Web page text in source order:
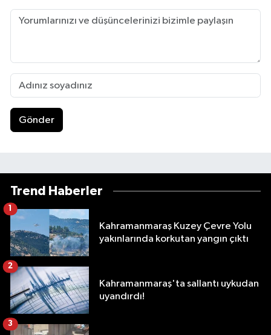
Gönder
Trend Haberler
Kahramanmaraş Kuzey Çevre Yolu
yakınlarında korkutan yangın çıktı
1
Kahramanmaraş'ta sallantı uykudan
uyandırdı!
2
3